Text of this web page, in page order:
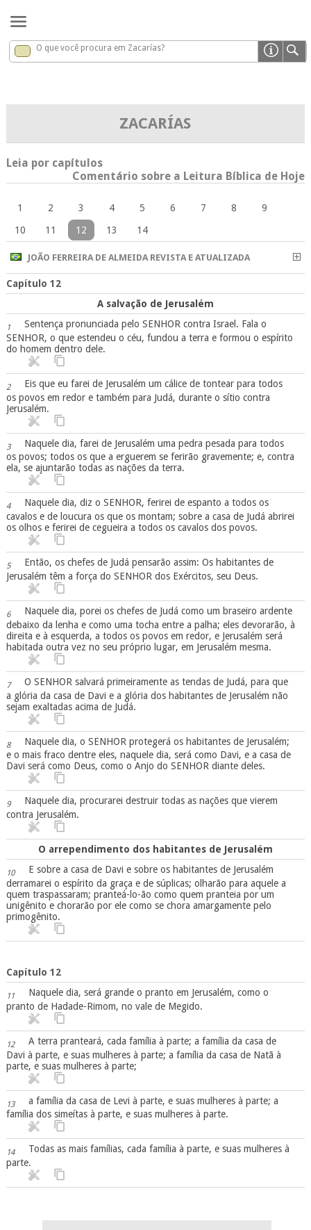
Zacarías x
O que você procura em Zacarías?
ZACARÍAS
Leia por capítulos
Comentário sobre a Leitura Bíblica de Hoje
1 2 3 4 5 6 7 8
9
10
11 12 13 14
JOÃO FERREIRA DE ALMEIDA REVISTA E ATUALIZADA
Capítulo 12
A salvação de Jerusalém
1
Sentença pronunciada pelo SENHOR contra Israel. Fala o
SENHOR, o que estendeu o céu, fundou a terra e formou o espírito
do homem dentro dele.
2
Eis que eu farei de Jerusalém um cálice de tontear para todos
os povos em redor e também para Judá, durante o sítio contra
Jerusalém.
3
Naquele dia, farei de Jerusalém uma pedra pesada para todos
os povos; todos os que a erguerem se ferirão gravemente; e, contra
ela, se ajuntarão todas as nações da terra.
4
Naquele dia, diz o SENHOR, ferirei de espanto a todos os
cavalos e de loucura os que os montam; sobre a casa de Judá abrirei
os olhos e ferirei de cegueira a todos os cavalos dos povos.
5
Então, os chefes de Judá pensarão assim: Os habitantes de
Jerusalém têm a força do SENHOR dos Exércitos, seu Deus.
6
Naquele dia, porei os chefes de Judá como um braseiro ardente
debaixo da lenha e como uma tocha entre a palha; eles devorarão, à
direita e à esquerda, a todos os povos em redor, e Jerusalém será
habitada outra vez no seu próprio lugar, em Jerusalém mesma.
7
O SENHOR salvará primeiramente as tendas de Judá, para que
a glória da casa de Davi e a glória dos habitantes de Jerusalém não
sejam exaltadas acima de Judá.
8
Naquele dia, o SENHOR protegerá os habitantes de Jerusalém;
e o mais fraco dentre eles, naquele dia, será como Davi, e a casa de
Davi será como Deus, como o Anjo do SENHOR diante deles.
9
Naquele dia, procurarei destruir todas as nações que vierem
contra Jerusalém.
O arrependimento dos habitantes de Jerusalém
10
E sobre a casa de Davi e sobre os habitantes de Jerusalém
derramarei o espírito da graça e de súplicas; olharão para aquele a
quem traspassaram; pranteá-lo-ão como quem pranteia por um
unigênito e chorarão por ele como se chora amargamente pelo
primogênito.
Capítulo 12
11
Naquele dia, será grande o pranto em Jerusalém, como o
pranto de Hadade-Rimom, no vale de Megido.
12
A terra pranteará, cada família à parte; a família da casa de
Davi à parte, e suas mulheres à parte; a família da casa de Natã à
parte, e suas mulheres à parte;
13
a família da casa de Levi à parte, e suas mulheres à parte; a
família dos simeítas à parte, e suas mulheres à parte.
14
Todas as mais famílias, cada família à parte, e suas mulheres à
parte.